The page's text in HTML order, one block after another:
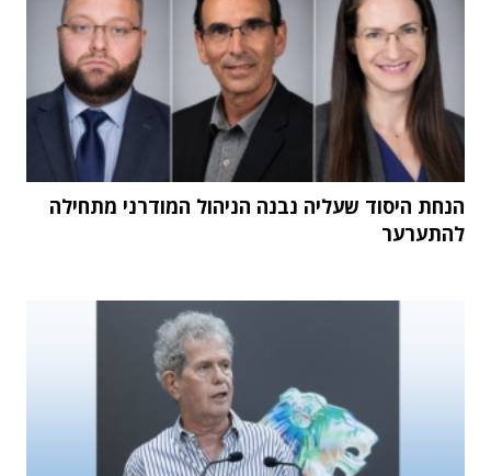
הנחת היסוד שעליה נבנה הניהול המודרני מתחילה
להתערער